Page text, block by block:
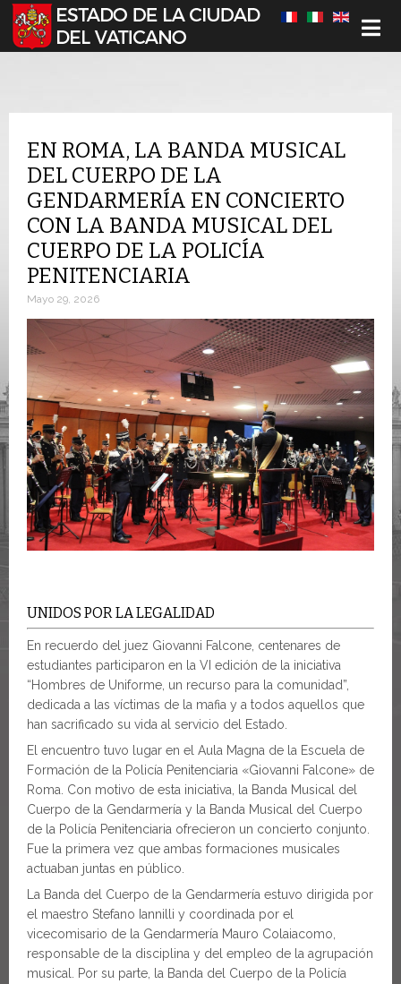
Seleccione su idioma
EN ROMA, LA BANDA MUSICAL
DEL CUERPO DE LA
GENDARMERÍA EN CONCIERTO
CON LA BANDA MUSICAL DEL
CUERPO DE LA POLICÍA
PENITENCIARIA
Mayo 29, 2026
UNIDOS POR LA LEGALIDAD
En recuerdo del juez Giovanni Falcone, centenares de
estudiantes participaron en la VI edición de la iniciativa
“Hombres de Uniforme, un recurso para la comunidad”,
dedicada a las víctimas de la mafia y a todos aquellos que
han sacrificado su vida al servicio del Estado.
El encuentro tuvo lugar en el Aula Magna de la Escuela de
Formación de la Policía Penitenciaria «Giovanni Falcone» de
Roma. Con motivo de esta iniciativa, la Banda Musical del
Cuerpo de la Gendarmería y la Banda Musical del Cuerpo
de la Policía Penitenciaria ofrecieron un concierto conjunto.
Fue la primera vez que ambas formaciones musicales
actuaban juntas en público.
La Banda del Cuerpo de la Gendarmería estuvo dirigida por
el maestro Stefano Iannilli y coordinada por el
vicecomisario de la Gendarmería Mauro Colaiacomo,
responsable de la disciplina y del empleo de la agrupación
musical. Por su parte, la Banda del Cuerpo de la Policía